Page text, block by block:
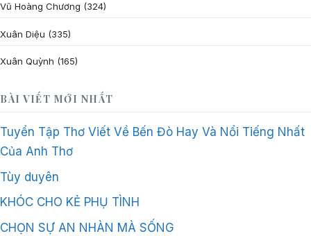
Vũ Hoàng Chương (324)
Xuân Diệu (335)
Xuân Quỳnh (165)
BÀI VIẾT MỚI NHẤT
Tuyển Tập Thơ Viết Về Bến Đò Hay Và Nổi Tiếng Nhất
Của Anh Thơ
Tùy duyên
KHÓC CHO KẺ PHỤ TÌNH
CHỌN SỰ AN NHÀN MÀ SỐNG